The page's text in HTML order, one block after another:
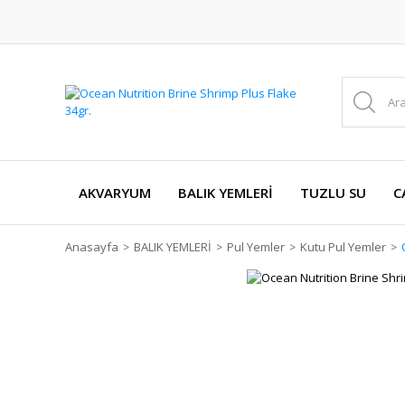
AKVARYUM BALIK YEMLERİ TUZLU SU
Anasayfa BALIK YEMLERİ Pul Yemler Kutu Pul Yemler